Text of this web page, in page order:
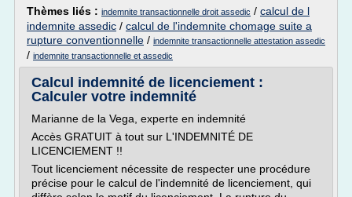
Thèmes liés : indemnite transactionnelle droit assedic / calcul de l
indemnite assedic / calcul de l'indemnite chomage suite a
rupture conventionnelle / indemnite transactionnelle attestation assedic
/ indemnite transactionnelle et assedic
Calcul indemnité de licenciement :
Calculer votre indemnité
Marianne de la Vega, experte en indemnité
Accès GRATUIT à tout sur L'INDEMNITÉ DE
LICENCIEMENT !!
Tout licenciement nécessite de respecter une procédure
précise pour le calcul de l'indemnité de licenciement, qui